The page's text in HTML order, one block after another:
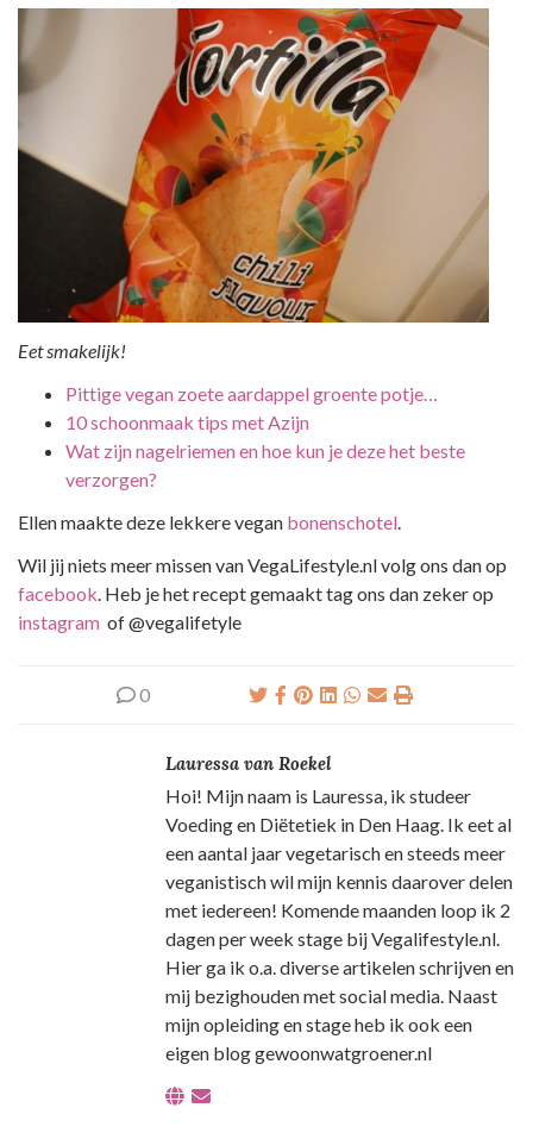
Eet smakelijk!
Pittige vegan zoete aardappel groente potje…
10 schoonmaak tips met Azijn
Wat zijn nagelriemen en hoe kun je deze het beste
verzorgen?
Ellen maakte deze lekkere vegan bonenschotel.
Wil jij niets meer missen van VegaLifestyle.nl volg ons dan op
facebook. Heb je het recept gemaakt tag ons dan zeker op
instagram of @vegalifetyle
0
Lauressa van Roekel
Hoi! Mijn naam is Lauressa, ik studeer
Voeding en Diëtetiek in Den Haag. Ik eet al
een aantal jaar vegetarisch en steeds meer
veganistisch wil mijn kennis daarover delen
met iedereen! Komende maanden loop ik 2
dagen per week stage bij Vegalifestyle.nl.
Hier ga ik o.a. diverse artikelen schrijven en
mij bezighouden met social media. Naast
mijn opleiding en stage heb ik ook een
eigen blog gewoonwatgroener.nl